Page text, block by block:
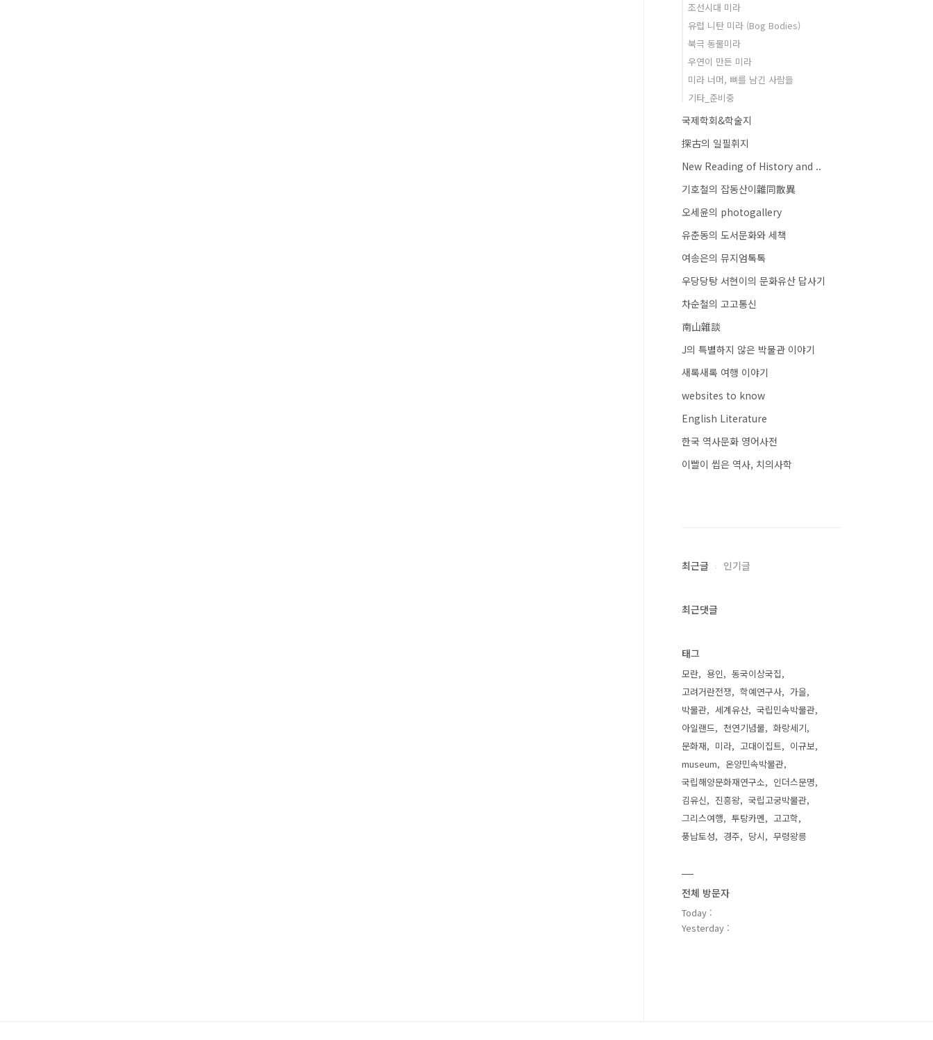
조선시대 미라
유럽 니탄 미라 (Bog Bodies)
북극 동물미라
우연이 만든 미라
미라 너머, 뼈를 남긴 사람들
기타_준비중
국제학회&학술지
探古의 일필휘지
New Reading of History and ..
기호철의 잡동산이雜同散異
오세윤의 photogallery
유춘동의 도서문화와 세책
여송은의 뮤지엄톡톡
우당당탕 서현이의 문화유산 답사기
차순철의 고고통신
南山雜談
J의 특별하지 않은 박물관 이야기
새록새록 여행 이야기
websites to know
English Literature
한국 역사문화 영어사전
이빨이 씹은 역사, 치의사학
최근글 인기글
최근댓글
태그
모란 용인
동국이상국집
고려거란전쟁
학예연구사
가을
박물관
세계유산
국립민속박물관
아일랜드
천연기념물
화랑세기
문화재
미라 고대이집트
이규보
museum
온양민속박물관
국립해양문화재연구소
인더스문명
김유신
진흥왕
국립고궁박물관
그리스여행
투탕카멘
고고학
풍납토성
경주 당시 무령왕릉
전체 방문자
Today :
Yesterday :